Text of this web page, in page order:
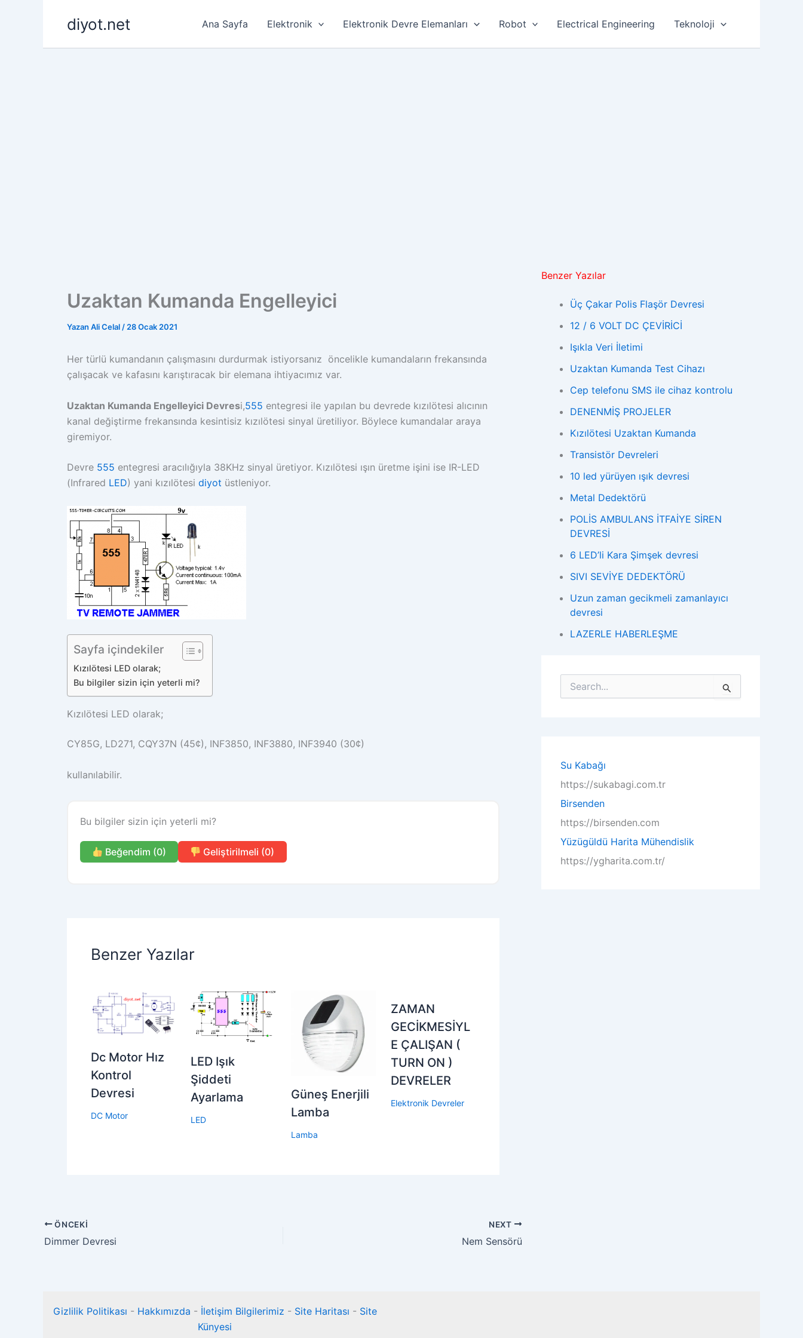
diyot.net Ana Sayfa Elektronik Elektronik Devre Elemanları Robot Electrical Engineering Teknoloji
Uzaktan Kumanda Engelleyici
Yazan Ali Celal / 28 Ocak 2021
Her türlü kumandanın çalışmasını durdurmak istiyorsanız öncelikle kumandaların frekansında
çalışacak ve kafasını karıştıracak bir elemana ihtiyacımız var.
Uzaktan Kumanda Engelleyici Devresi,555 entegresi ile yapılan bu devrede kızılötesi alıcının
kanal değiştirme frekansında kesintisiz kızılötesi sinyal üretiliyor. Böylece kumandalar araya
giremiyor.
Devre 555 entegresi aracılığıyla 38KHz sinyal üretiyor. Kızılötesi ışın üretme işini ise IR-LED
(Infrared LED) yani kızılötesi diyot üstleniyor.
Sayfa içindekiler
Kızılötesi LED olarak;
Bu bilgiler sizin için yeterli mi?
Kızılötesi LED olarak;
CY85G, LD271, CQY37N (45¢), INF3850, INF3880, INF3940 (30¢)
kullanılabilir.
Bu bilgiler sizin için yeterli mi?
Beğendim (0) Geliştirilmeli (0)
Benzer Yazılar
Dc Motor Hız
Kontrol
Devresi
DC Motor
LED Işık
Şiddeti
Ayarlama
LED
Güneş Enerjili
Lamba
Lamba
ZAMAN
GECİKMESİYL
E ÇALIŞAN (
TURN ON )
DEVRELER
Elektronik Devreler
ÖNCEKI
Dimmer Devresi
NEXT
Nem Sensörü
Benzer Yazılar
Üç Çakar Polis Flaşör Devresi
12 / 6 VOLT DC ÇEVİRİCİ
Işıkla Veri İletimi
Uzaktan Kumanda Test Cihazı
Cep telefonu SMS ile cihaz kontrolu
DENENMİŞ PROJELER
Kızılötesi Uzaktan Kumanda
Transistör Devreleri
10 led yürüyen ışık devresi
Metal Dedektörü
POLİS AMBULANS İTFAİYE SİREN
DEVRESİ
6 LED’li Kara Şimşek devresi
SIVI SEVİYE DEDEKTÖRÜ
Uzun zaman gecikmeli zamanlayıcı
devresi
LAZERLE HABERLEŞME
o
:
Su Kabağı
https://sukabagi.com.tr
Birsenden
https://birsenden.com
Yüzügüldü Harita Mühendislik
https://ygharita.com.tr/
Gizlilik Politikası - Hakkımızda - İletişim Bilgilerimiz - Site Haritası - Site
Künyesi